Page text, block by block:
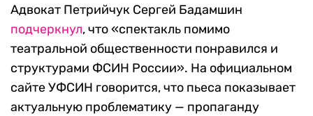
Адвокат Петрийчук Сергей Бадамшин
подчеркнул, что «спектакль помимо
театральной общественности понравился и
структурами ФСИН России». На официальном
сайте УФСИН говорится, что пьеса показывает
актуальную проблематику — пропаганду